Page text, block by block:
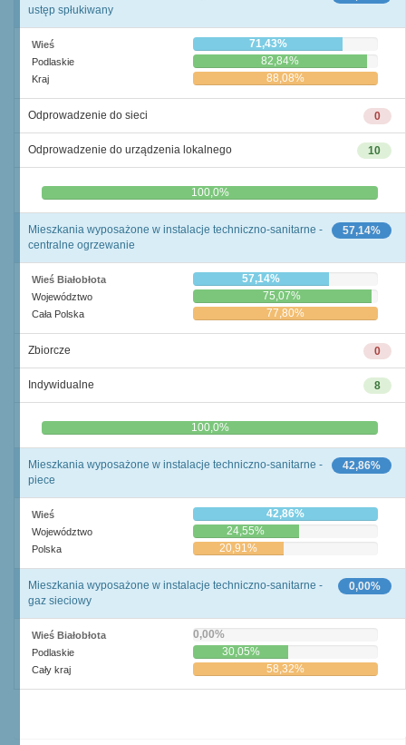
ustęp spłukiwany
Wieś 71,43%
Podlaskie 82,84%
Kraj 88,08%
0
Odprowadzenie do sieci
10
Odprowadzenie do urządzenia lokalnego
0,0% 100,0%
57,14%
Mieszkania wyposażone w instalacje techniczno-sanitarne -
centralne ogrzewanie
Wieś Białobłota 57,14%
Województwo 75,07%
Cała Polska 77,80%
0
Zbiorcze
8
Indywidualne
0,0% 100,0%
42,86%
Mieszkania wyposażone w instalacje techniczno-sanitarne -
piece
Wieś 42,86%
Województwo 24,55%
Polska 20,91%
0,00%
Mieszkania wyposażone w instalacje techniczno-sanitarne -
gaz sieciowy
Wieś Białobłota 0,00%
Podlaskie 30,05%
Cały kraj 58,32%